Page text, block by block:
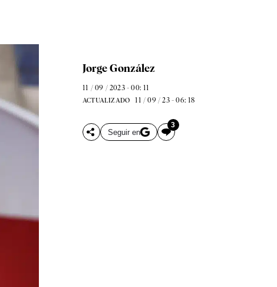
Jorge González
11 / 09 / 2023 - 00: 11
ACTUALIZADO 11 / 09 / 23 - 06: 18
Seguir en
3